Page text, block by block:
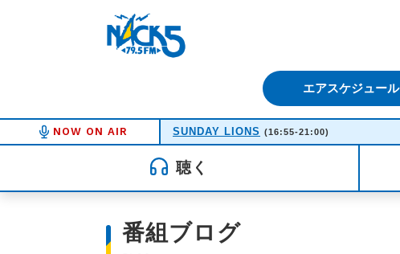
エアスケジュール
NOW ON AIR SUNDAY LIONS (16:55-21:00)
聴く
番組ブログ